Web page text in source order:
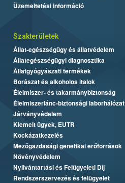
Üzemeltetési információ
Szakterületek
Állat-egészségügy és állatvédelem
Állategészségügyi diagnosztika
Állatgyógyászati termékek
Borászat és alkoholos italok
Élelmiszer- és takarmánybiztonság
Élelmiszerlánc-biztonsági laborhálózat
Járványvédelem
Kiemelt ügyek, EUTR
Kockázatkezelés
Mezőgazdasági genetikai erőforrások
Növényvédelem
Nyilvántartási és Felügyeleti Díj
Rendszerszervezés és felügyelet